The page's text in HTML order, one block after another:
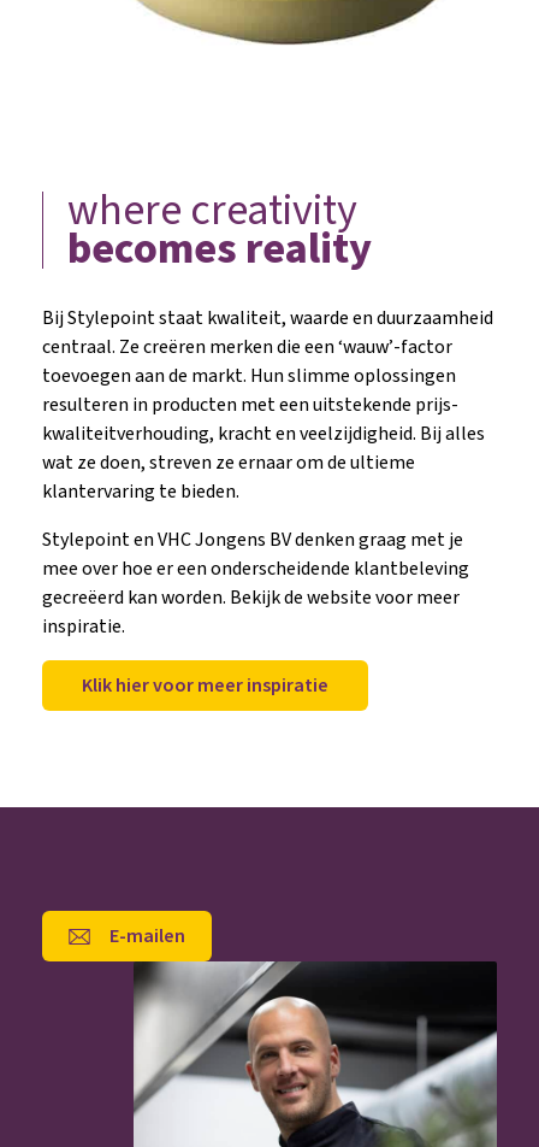
where creativity
becomes reality
Bij Stylepoint staat kwaliteit, waarde en duurzaamheid
centraal. Ze creëren merken die een ‘wauw’-factor
toevoegen aan de markt. Hun slimme oplossingen
resulteren in producten met een uitstekende prijs-
kwaliteitverhouding, kracht en veelzijdigheid. Bij alles
wat ze doen, streven ze ernaar om de ultieme
klantervaring te bieden.
Stylepoint en VHC Jongens BV denken graag met je
mee over hoe er een onderscheidende klantbeleving
gecreëerd kan worden. Bekijk de website voor meer
inspiratie.
Klik hier voor meer inspiratie
E-mailen